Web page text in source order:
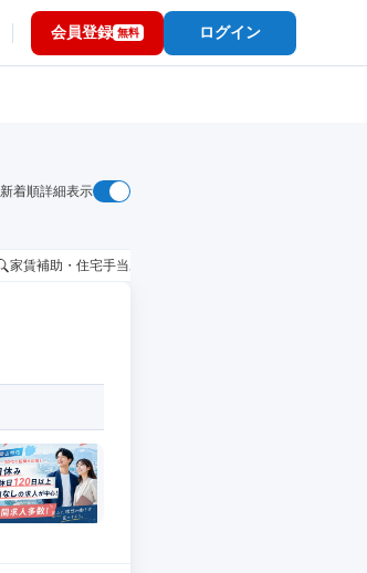
会員登録 無料 ログイン
新着順詳細表示
家賃補助・住宅手当あり